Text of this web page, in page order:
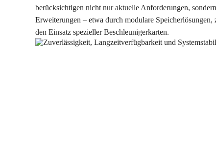
berücksichtigen nicht nur aktuelle Anforderungen,
Erweiterungen – etwa durch modulare Speicherlösungen,
den Einsatz spezieller Beschleunigerkarten.